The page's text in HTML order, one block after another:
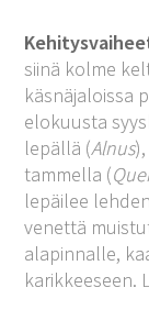
siinä kolme
käsnäjaloissa
elokuusta
lepällä (Alnus
tammella (
lepäilee
venettä
alapinnalle,
karikkeeseen.